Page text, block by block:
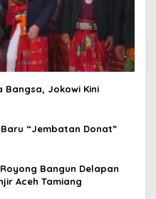
Bangsa, Jokowi Kini
“Jembatan Donat”
Bangun Delapan
Aceh Tamiang